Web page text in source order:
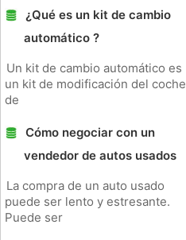
¿Qué es un kit de cambio
automático ?
Un kit de cambio automático es
un kit de modificación del coche
de
Cómo negociar con un
vendedor de autos usados ​​
La compra de un auto usado
puede ser lento y estresante.
Puede ser